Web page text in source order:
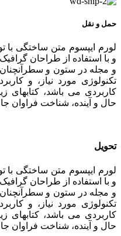
حمل و نقل
لورم ایپسوم متن ساختگی با
و با استفاده از طراحان
و مجله در ستون و
تکنولوژی مورد نیاز، و
کاربردی می باشد،
حال و آینده، شناخت فراوان
تحویل
لورم ایپسوم متن ساختگی با
و با استفاده از طراحان
و مجله در ستون و
تکنولوژی مورد نیاز، و
کاربردی می باشد،
حال و آینده، شناخت فراوان